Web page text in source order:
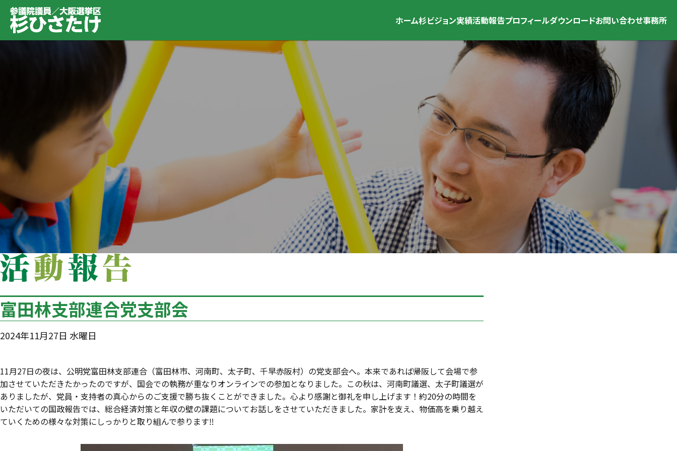
ホーム杉ビジョン実績活動報告プロフィールダウンロードお問い合わせ事務所
富田林支部連合党支部会
2024年11月27日 水曜日
11月27日の夜は、公明党富田林支部連合（富田林市、河南町、太子町、千早赤阪村）の党支部会へ。本来であれば帰阪して会場で参
加させていただきたかったのですが、国会での執務が重なりオンラインでの参加となりました。この秋は、河南町議選、太子町議選が
ありましたが、党員・支持者の真心からのご支援で勝ち抜くことができました。心より感謝と御礼を申し上げます！約20分の時間を
いただいての国政報告では、総合経済対策と年収の壁の課題についてお話しをさせていただきました。家計を支え、物価高を乗り越え
ていくための様々な対策にしっかりと取り組んで参ります‼️